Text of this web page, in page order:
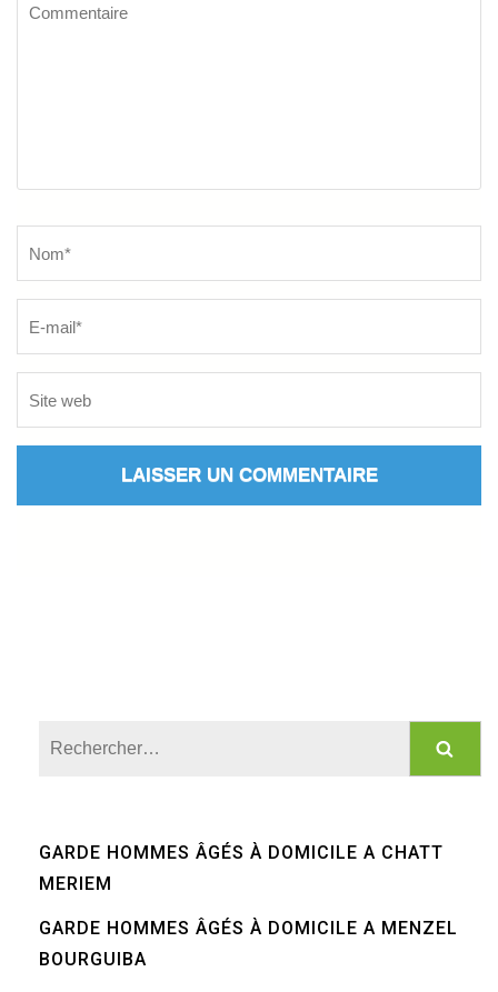
GARDE HOMMES ÂGÉS À DOMICILE A CHATT
MERIEM
GARDE HOMMES ÂGÉS À DOMICILE A MENZEL
BOURGUIBA